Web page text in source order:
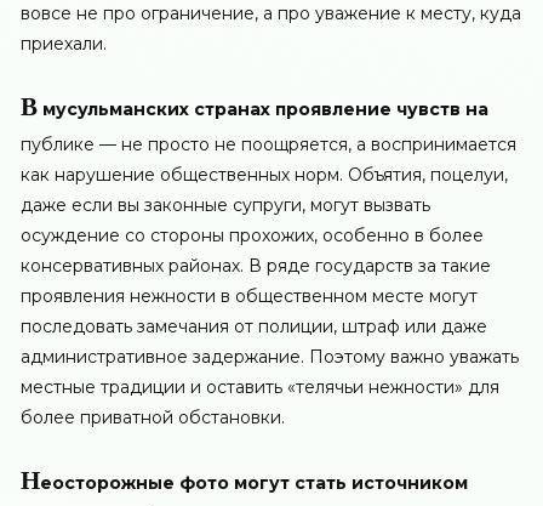
вовсе не про ограничение, а про уважение к месту, куда
приехали.
В мусульманских странах проявление чувств на
публике — не просто не поощряется, а воспринимается
как нарушение общественных норм. Объятия, поцелуи,
даже если вы законные супруги, могут вызвать
осуждение со стороны прохожих, особенно в более
консервативных районах. В ряде государств за такие
проявления нежности в общественном месте могут
последовать замечания от полиции, штраф или даже
административное задержание. Поэтому важно уважать
местные традиции и оставить «телячьи нежности» для
более приватной обстановки.
Неосторожные фото могут стать источником